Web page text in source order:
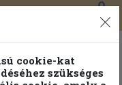
0
cookie-kat
szükséges